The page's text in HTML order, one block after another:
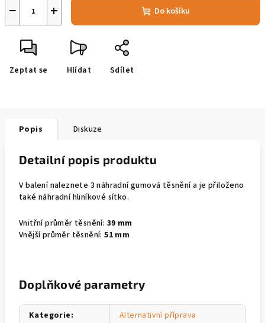
+
− Do košíku
Zeptat se Hlídat Sdílet
Popis Diskuze
Detailní popis produktu
V balení naleznete 3 náhradní gumová těsnění a je přiloženo
také náhradní hliníkové sítko.
Vnitřní průměr těsnění: 39 mm
Vnější průměr těsnění:51 mm
Doplňkové parametry
Kategorie:
Alternativní příprava